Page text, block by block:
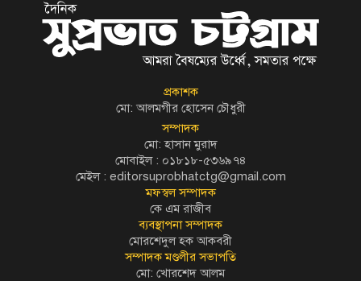
প্রকাশক
মো: আলমগীর হোসেন চৌধুরী
সম্পাদক
মো: হাসান মুরাদ
মোবাইল : ০১৮১৮-৫৩৬৯৭৪
মেইল : editorsuprobhatctg@gmail.com
মফস্বল সম্পাদক
কে এম রাজীব
ব্যবস্থাপনা সম্পাদক
মোরশেদুল হক আকবরী
সম্পাদক মণ্ডলীর সভাপতি
মো: খোরশেদ আলম